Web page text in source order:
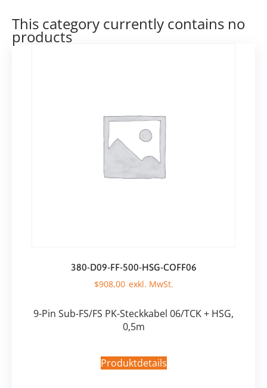
This category currently contains no
products
380-D09-FF-500-HSG-COFF06
$908,00
9-Pin Sub-FS/FS PK-Steckkabel 06/TCK + HSG,
0,5m
Produktdetails